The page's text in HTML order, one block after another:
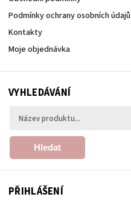
Podmínky ochrany osobních údajů
Kontakty
Moje objednávka
VYHLEDÁVÁNÍ
Hledat
PŘIHLÁŠENÍ